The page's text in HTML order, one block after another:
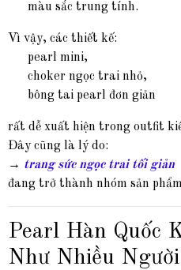
màu sắc trung tính.
Vì vậy, các thiết kế:
pearl mini,
choker ngọc trai nhỏ,
bông tai pearl đơn giản
rất dễ xuất hiện trong outfit
Đây cũng là lý do:
→ trang sức ngọc trai tối giản
đang trở thành nhóm sản
Pearl Hàn Quốc
Như Nhiều